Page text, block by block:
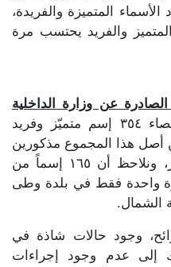
الأسماء المتميزة والفريدة،
والفريد يحتسب مرة
الصادرة عن وزارة الداخلية
، يمكننا إحصاء ٣٥٤ إسم متميّز وفريد
أن ٢٦٤ إسماً من أصل هذا المجموع مذكورين
مرة واحدة فقط و ٢٤٣ للذكور، ونلاحظ أن ١٦٥ إسماً من
واحدة فقط في بلدة وطى
الشمال.
وجود حالات شاذة في
إلى عدم وجود إجراءات